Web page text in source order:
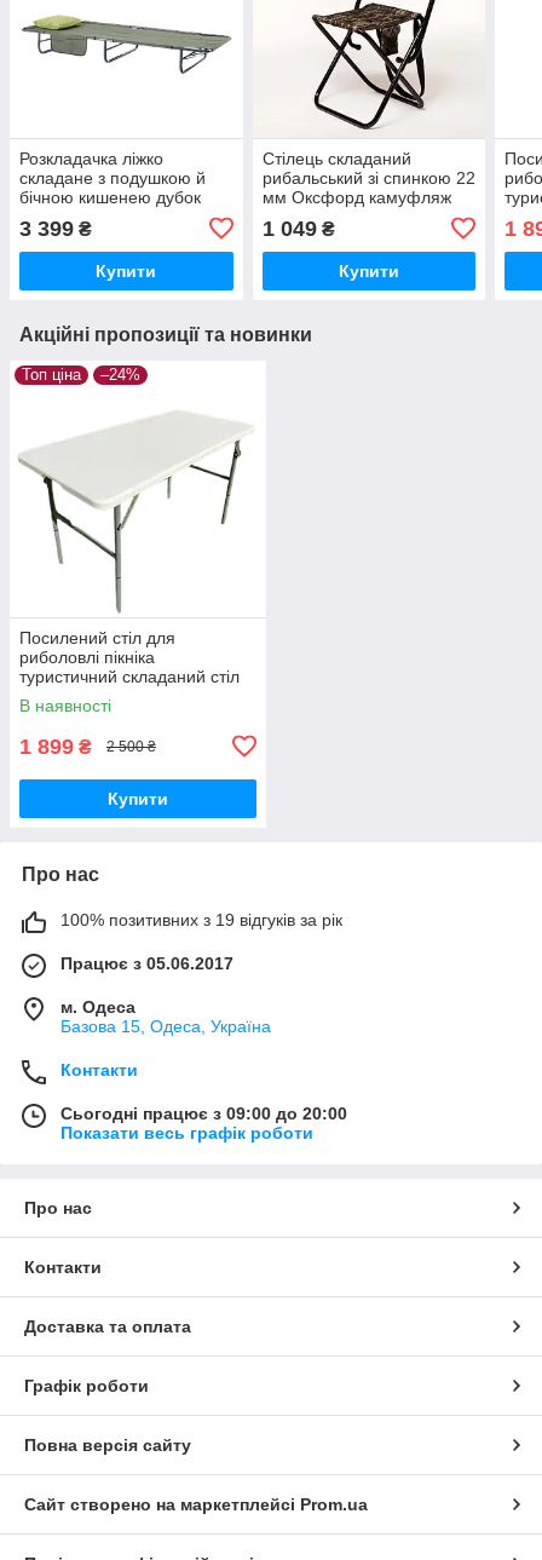
Розкладачка ліжко
складане з подушкою й
бічною кишенею дубок
3 399 ₴
Купити
Стілець складаний
рибальський зі спинкою 22
мм Оксфорд камуфляж
1 049₴
Купити
1
Акційні пропозиції та новинки
Топ ціна –24%
Посилений стіл для
риболовлі пікніка
туристичний складаний стіл
для кемпінгу СТ-9306
В наявності
1 899 ₴ 2 500 ₴
Купити
Про нас
100% позитивних з 19 відгуків за рік
Працює з 05.06.2017
м. Одеса
Базова 15, Одеса, Україна
Контакти
Сьогодні працює з 09:00 до 20:00
Показати весь графік роботи
Про нас
Контакти
Доставка та оплата
Графік роботи
Повна версія сайту
Сайт створено на маркетплейсі Prom.ua